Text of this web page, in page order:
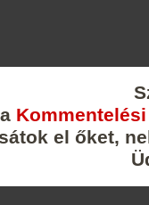
el őket,